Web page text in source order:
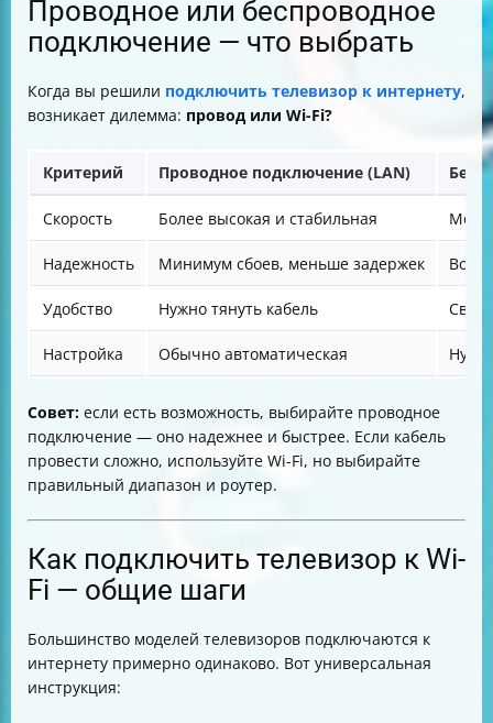
Проводное или беспроводное
подключение — что выбрать
Когда вы решили подключить телевизор к интернету,
возникает дилемма: провод или Wi-Fi?
Критерий Проводное подключение (LAN)
Скорость Более высокая и стабильная
Надежность Минимум сбоев, меньше задержек
Удобство Нужно тянуть кабель
Настройка Обычно автоматическая
Совет: если есть возможность, выбирайте проводное
подключение — оно надежнее и быстрее. Если кабель
провести сложно, используйте Wi-Fi, но выбирайте
правильный диапазон и роутер.
Как подключить телевизор к Wi-
Fi — общие шаги
Большинство моделей телевизоров подключаются к
интернету примерно одинаково. Вот универсальная
инструкция: